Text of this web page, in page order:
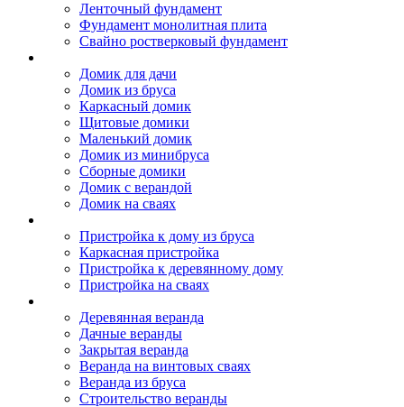
Ленточный фундамент
Фундамент монолитная плита
Свайно ростверковый фундамент
Домик для дачи
Домик из бруса
Каркасный домик
Щитовые домики
Маленький домик
Домик из минибруса
Сборные домики
Домик с верандой
Домик на сваях
Пристройка к дому из бруса
Каркасная пристройка
Пристройка к деревянному дому
Пристройка на сваях
Деревянная веранда
Дачные веранды
Закрытая веранда
Веранда на винтовых сваях
Веранда из бруса
Строительство веранды